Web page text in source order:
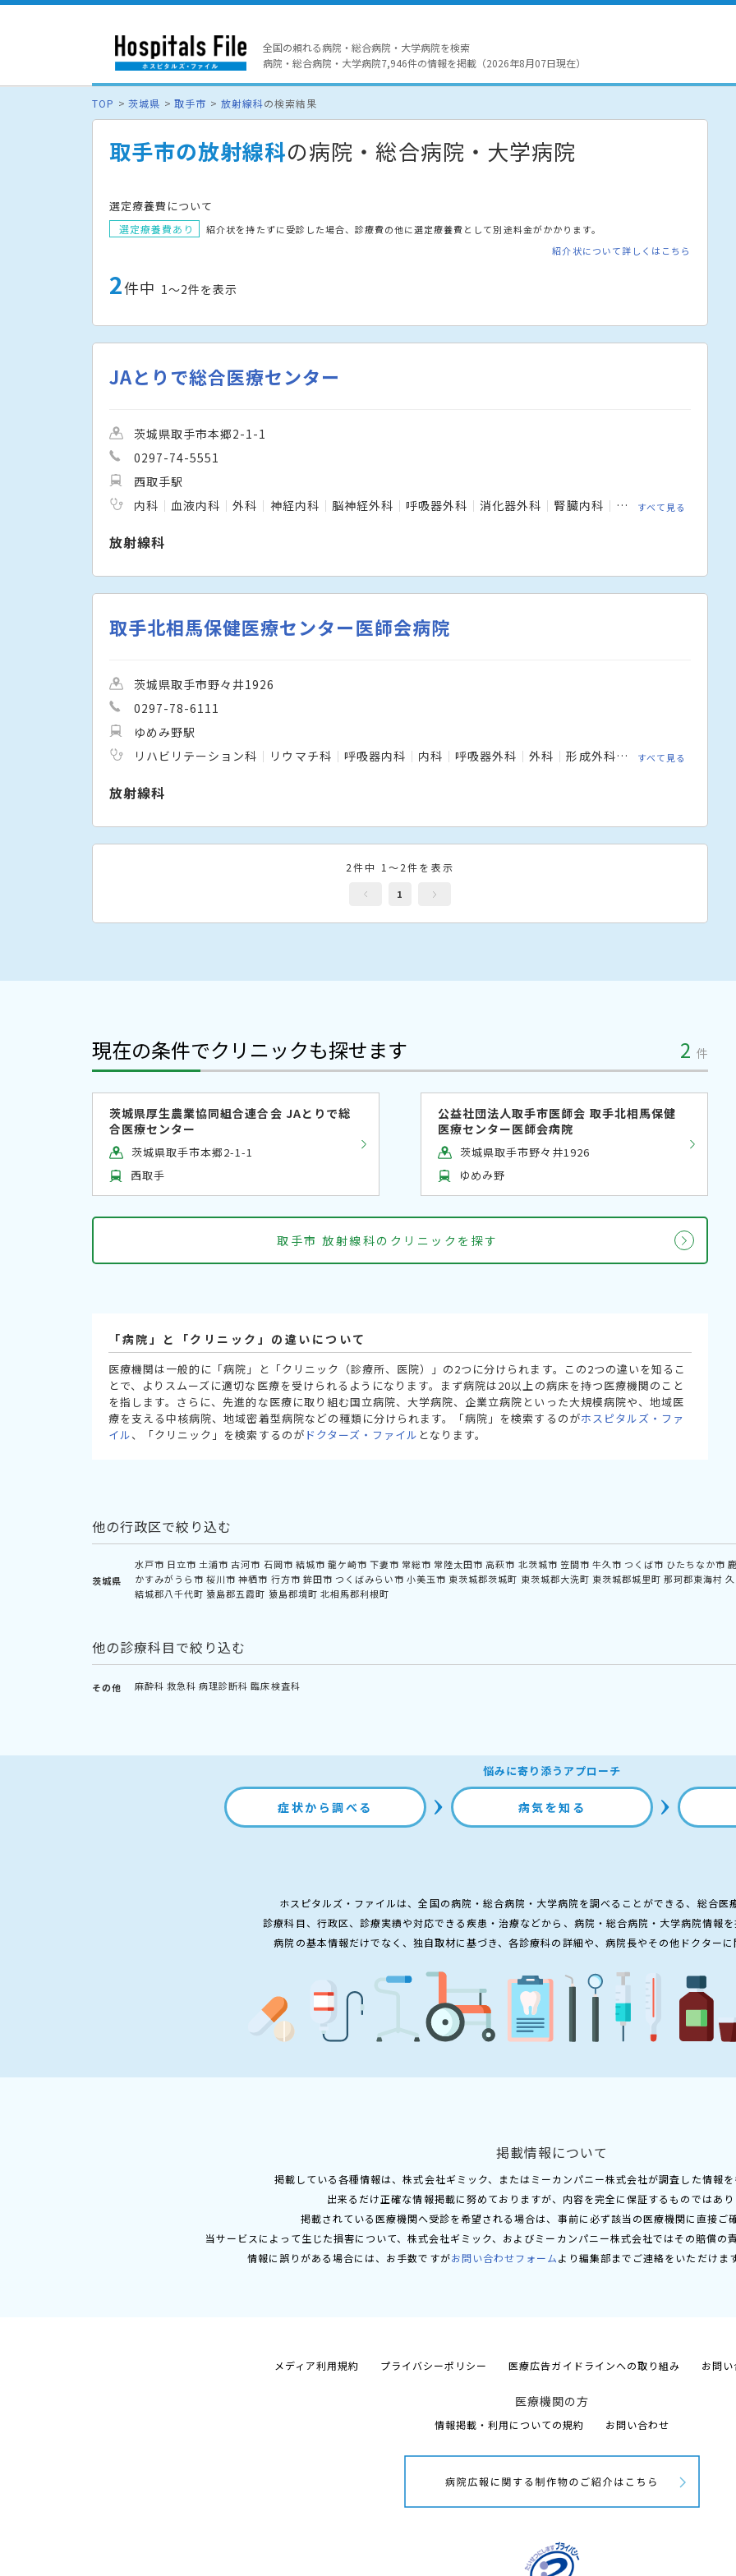
全国の頼れる病院・総合病院・大学病院を検索
病院・総合病院・大学病院7,946件の情報を掲載（2026年8月07日現在）
TOP 茨城県 取手市 放射線科の検索結果
取手市の放射線科の病院・総合病院・大学病院
選定療養費について
選定療養費あり
紹介状を持たずに受診した場合、診療費の他に選定療養費として別途料金がかかります。
紹介状について詳しくはこちら
2件中 1〜2件を表示
JAとりで総合医療センター
茨城県取手市本郷2-1-1
0297-74-5551
西取手駅
内科
血液内科 外科 神経内科 脳神経外科 呼吸器外科 消化器外科 腎臓内科 小児科 整形外科
すべて見る
放射線科
取手北相馬保健医療センター医師会病院
茨城県取手市野々井1926
0297-78-6111
ゆめみ野駅
リハビリテーション科
リウマチ科 呼吸器内科 内科 呼吸器外科 外科 形成外科 循環器内科
すべて見る
放射線科
2件中 1～2件を表示
1
現在の条件でクリニックも探せます 2 件
茨城県厚生農業協同組合連合会 JAとりで総
合医療センター
茨城県取手市本郷2-1-1
西取手
公益社団法人取手市医師会 取手北相馬保健
医療センター医師会病院
茨城県取手市野々井1926
ゆめみ野
取手市 放射線科のクリニックを探す
「病院」と「クリニック」の違いについて
医療機関は一般的に「病院」と「クリニック（診療所、医院）」の2つに分けられます。この2つの違いを知るこ
とで、よりスムーズに適切な医療を受けられるようになります。まず病院は20以上の病床を持つ医療機関のこと
を指します。さらに、先進的な医療に取り組む国立病院、大学病院、企業立病院といった大規模病院や、地域医
療を支える中核病院、地域密着型病院などの種類に分けられます。「病院」を検索するのがホスピタルズ・ファ
イル、「クリニック」を検索するのが ドクターズ・ファイル となります。
他の行政区で絞り込む
茨城県
水戸市 日立市 土浦市 古河市 石岡市 結城市 龍ケ崎市 下妻市 常総市 常陸太田市 高萩市 北茨城市 笠間市 牛久市 つくば市 ひたちなか市
かすみがうら市 桜川市 神栖市 行方市 鉾田市 つくばみらい市 小美玉市 東茨城郡茨城町 東茨城郡大洗町 東茨城郡城里町 那珂郡東海村
結城郡八千代町 猿島郡五霞町 猿島郡境町 北相馬郡利根町
他の診療科目で絞り込む
その他 麻酔科 救急科 病理診断科 臨床検査科
悩みに寄り添うアプローチ
症状から調べる 病気を知る
ホスピタルズ・ファイルは、全国の病院・総合病院・大学病院を調べることができる、総合医
診療科目、行政区、診療実績や対応できる疾患・治療などから、病院・総合病院・大学病院情報を
病院の基本情報だけでなく、独自取材に基づき、各診療科の詳細や、病院長やその他ドクターに
掲載情報について
掲載している各種情報は、株式会社ギミック、またはミーカンパニー株式会社が調査した情報を
出来るだけ正確な情報掲載に努めておりますが、内容を完全に保証するものではあり
掲載されている医療機関へ受診を希望される場合は、事前に必ず該当の医療機関に直接ご
当サービスによって生じた損害について、株式会社ギミック、およびミーカンパニー株式会社ではその賠償の
情報に誤りがある場合には、お手数ですがお問い合わせフォームより編集部までご連絡をいただけま
メディア利用規約 プライバシーポリシー 医療広告ガイドラインへの取り組み お問
医療機関の方
情報掲載・利用についての規約 お問い合わせ